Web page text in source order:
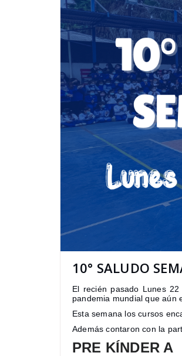
10° SALUDO
El recién pasado Lunes
pandemia mundial que aún
Esta semana los cursos
Además contaron con la
PRE KÍNDER A